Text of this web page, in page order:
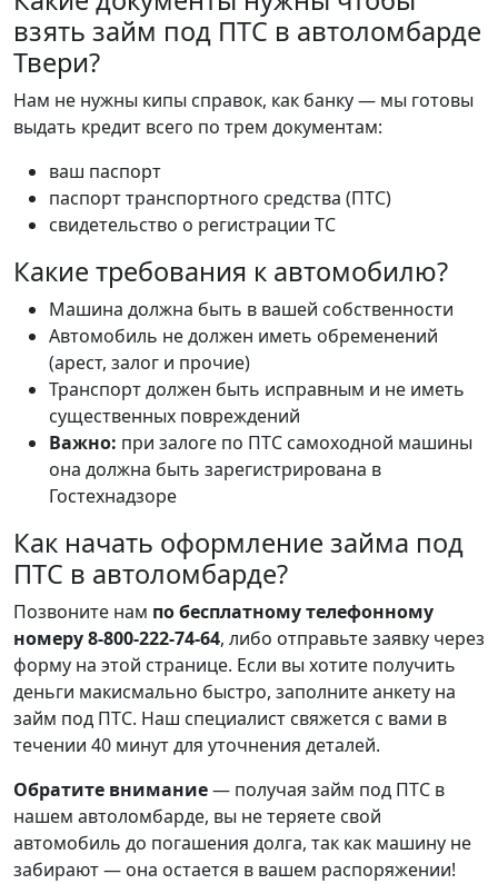
взять займ под ПТС в автоломбарде
Твери?
Нам не нужны кипы справок, как банку — мы готовы
выдать кредит всего по трем документам:
ваш паспорт
паспорт транспортного средства (ПТС)
свидетельство о регистрации ТС
Какие требования к автомобилю?
Машина должна быть в вашей собственности
Автомобиль не должен иметь обременений
(арест, залог и прочие)
Транспорт должен быть исправным и не иметь
существенных повреждений
Важно: при залоге по ПТС самоходной машины
она должна быть зарегистрирована в
Гостехнадзоре
Как начать оформление займа под
ПТС в автоломбарде?
Позвоните нам по бесплатному телефонному
номеру 8-800-222-74-64, либо отправьте заявку через
форму на этой странице. Если вы хотите получить
деньги макисмально быстро, заполните анкету на
займ под ПТС. Наш специалист свяжется с вами в
течении 40 минут для уточнения деталей.
Обратите внимание— получая займ под ПТС в
нашем автоломбарде, вы не теряете свой
автомобиль до погашения долга, так как машину не
забирают — она остается в вашем распоряжении!